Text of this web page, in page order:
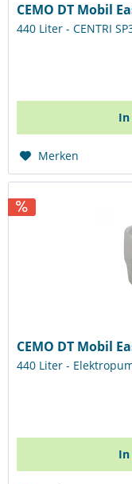
CEMO DT Mobil
440 Liter - CENTRI
Merken
CEMO DT Mobil
440 Liter -